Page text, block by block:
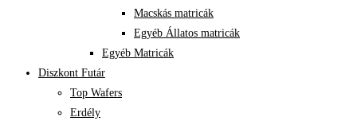
Macskás matricák
Egyéb Állatos matricák
Egyéb Matricák
Diszkont Futár
Top Wafers
Erdély